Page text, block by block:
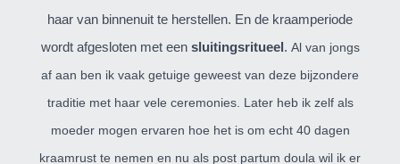
haar van binnenuit te herstellen. En de kraamperiode
wordt afgesloten met een sluitingsritueel . Al van jongs
af aan ben ik vaak getuige geweest van deze bijzondere
traditie met haar vele ceremonies. Later heb ik zelf als
moeder mogen ervaren hoe het is om echt 40 dagen
kraamrust te nemen en nu als post partum doula wil ik er